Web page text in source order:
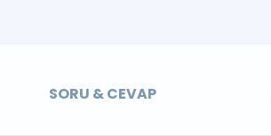
SORU & CEVAP